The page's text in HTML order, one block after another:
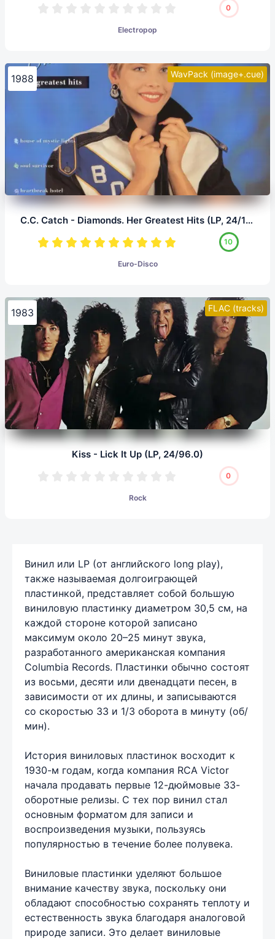
0
Electropop
WavPack (image+.cue)
1988
C.C. Catch - Diamonds. Her Greatest Hits (LP, 24/192.0)
10
Euro-Disco
FLAC (tracks)
1983
Kiss - Lick It Up (LP, 24/96.0)
0
Rock
Винил или LP (от английского long play),
также называемая долгоиграющей
пластинкой, представляет собой большую
виниловую пластинку диаметром 30,5 см, на
каждой стороне которой записано
максимум около 20–25 минут звука,
разработанного американская компания
Columbia Records. Пластинки обычно состоят
из восьми, десяти или двенадцати песен, в
зависимости от их длины, и записываются
со скоростью 33 и 1/3 оборота в минуту (об/
мин).
История виниловых пластинок восходит к
1930-м годам, когда компания RCA Victor
начала продавать первые 12-дюймовые 33-
оборотные релизы. С тех пор винил стал
основным форматом для записи и
воспроизведения музыки, пользуясь
популярностью в течение более полувека.
Виниловые пластинки уделяют большое
внимание качеству звука, поскольку они
обладают способностью сохранять теплоту и
естественность звука благодаря аналоговой
природе записи. Это делает виниловые